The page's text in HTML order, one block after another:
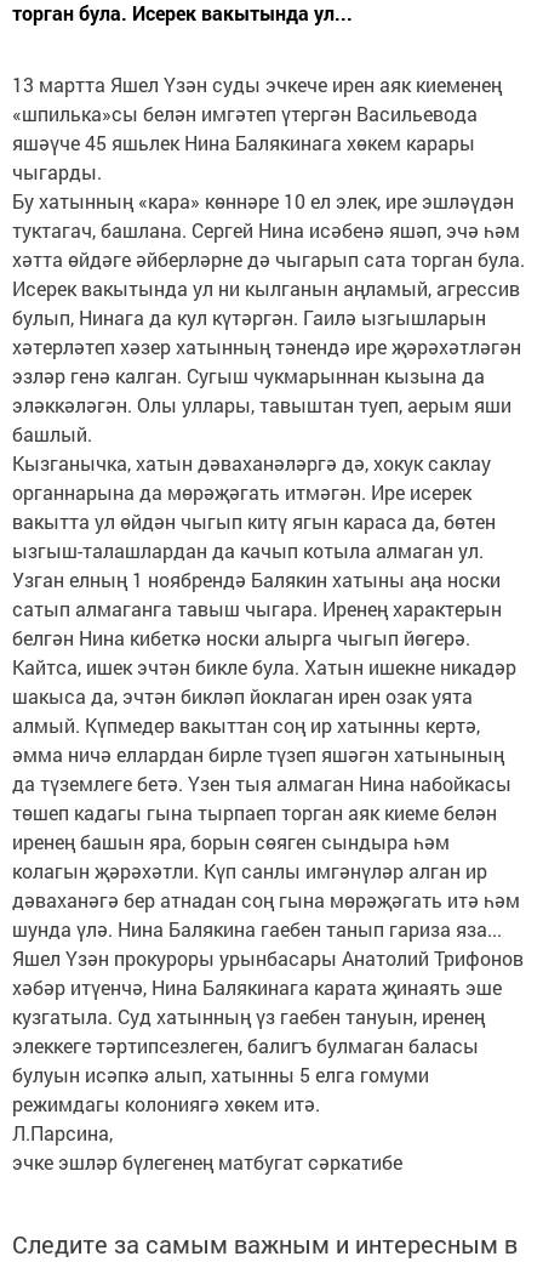
торган була. Исерек вакытында ул...
13 мартта Яшел Үзән суды эчкече ирен аяк киеменең
«шпилька»сы белән имгәтеп үтергән Васильевода
яшәүче 45 яшьлек Нина Балякинага хөкем карары
чыгарды.
Бу хатынның «кара» көннәре 10 ел элек, ире эшләүдән
туктагач, башлана. Сергей Нина исәбенә яшәп, эчә һәм
хәтта өйдәге әйберләрне дә чыгарып сата торган була.
Исерек вакытында ул ни кылганын аңламый, агрессив
булып, Нинага да кул күтәргән. Гаилә ызгышларын
хәтерләтеп хәзер хатынның тәнендә ире җәрәхәтләгән
эзләр генә калган. Сугыш чукмарыннан кызына да
эләккәләгән. Олы уллары, тавыштан туеп, аерым яши
башлый.
Кызганычка, хатын дәваханәләргә дә, хокук саклау
органнарына да мөрәҗәгать итмәгән. Ире исерек
вакытта ул өйдән чыгып китү ягын караса да, бөтен
ызгыш-талашлардан да качып котыла алмаган ул.
Узган елның 1 ноябрендә Балякин хатыны аңа носки
сатып алмаганга тавыш чыгара. Иренең характерын
белгән Нина кибеткә носки алырга чыгып йөгерә.
Кайтса, ишек эчтән бикле була. Хатын ишекне никадәр
шакыса да, эчтән бикләп йоклаган ирен озак уята
алмый. Күпмедер вакыттан соң ир хатынны кертә,
әмма ничә еллардан бирле түзеп яшәгән хатынының
да түземлеге бетә. Үзен тыя алмаган Нина набойкасы
төшеп кадагы гына тырпаеп торган аяк киеме белән
иренең башын яра, борын сөяген сындыра һәм
колагын җәрәхәтли. Күп санлы имгәнүләр алган ир
дәваханәгә бер атнадан соң гына мөрәҗәгать итә һәм
шунда үлә. Нина Балякина гаебен танып гариза яза...
Яшел Үзән прокуроры урынбасары Анатолий Трифонов
хәбәр итүенчә, Нина Балякинага карата җинаять эше
кузгатыла. Суд хатынның үз гаебен тануын, иренең
элеккеге тәртипсезлеген, балигъ булмаган баласы
булуын исәпкә алып, хатынны 5 елга гомуми
режимдагы колониягә хөкем итә.
Л.Парсина,
эчке эшләр бүлегенең матбугат сәркатибе
Следите за самым важным и интересным в